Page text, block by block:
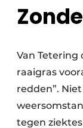
Van
raaigras
redden”.
tegen